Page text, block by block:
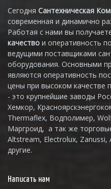
Сегодня Сантехническая
современная и динамично
Работая с нами вы
качество и оперативность
ведущими поставщиками
оборудования. Основными
являются оперативность
цены при высоком качестве
- это крупнейшие заводы
Хемкор,
Thermaflex, Водполимер,
Маргроид, а так же
Altstream, Electrolux, Zanussi,
другие.
Написать нам